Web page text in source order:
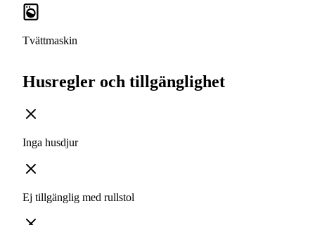
Tvättmaskin
Husregler och tillgänglighet
Inga husdjur
Ej tillgänglig med rullstol